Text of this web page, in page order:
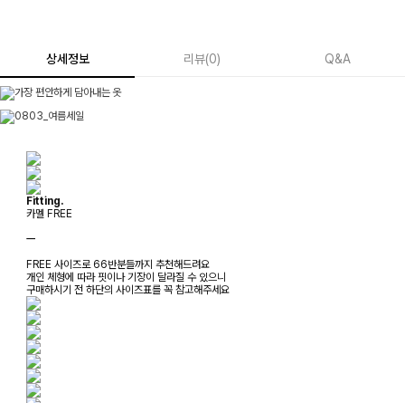
상세정보 리뷰(0) Q&A
Fitting.
카멜 FREE
ㅡ
FREE 사이즈로 66반분들까지 추천해드려요
개인 체형에 따라 핏이나 기장이 달라질 수 있으니
구매하시기 전 하단의 사이즈표를 꼭 참고해주세요